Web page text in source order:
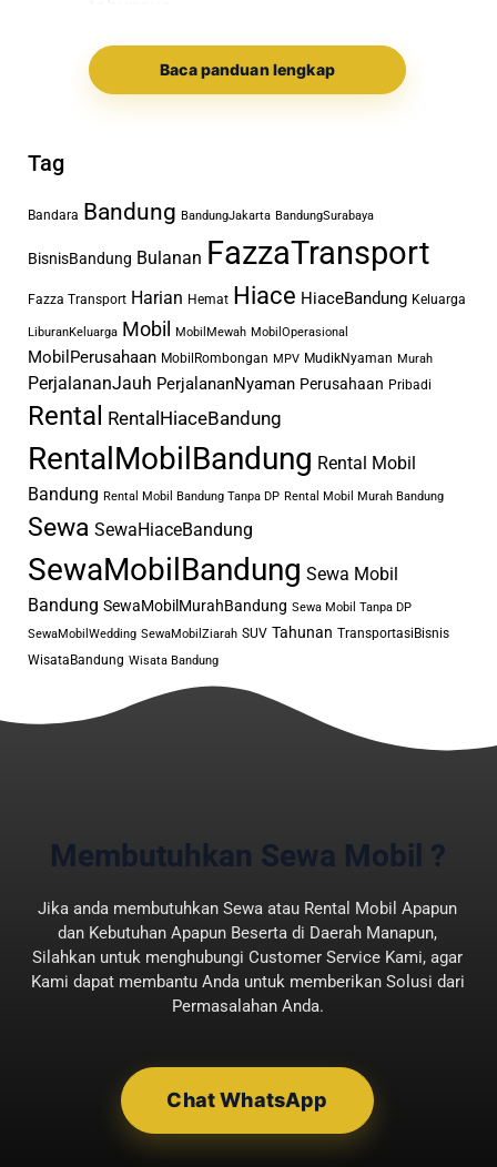
Setiap akhir pekan, jalanan kota
menggunakan jasa sewa mobil di
kota ini menjadi pilihan yang jauh
dibandingkan menggunakan
transportasi publik.
Namun, saat ini penyedia jasa
rental mobil di Bandungterkadang
membuat pengguna terasa kurang
percaya. Mulai dari kondisi mobil
performa hingga harga yang
kadang tak masuk akal.
Berikut ini 10 tips memilih rental
mobil di Bandung yang aman dan
Sosial
Sebelum menyewa kendaraan,
pengguna perlu mengetahui
reputasi penyedia jasa melalui jejak
digital. Ada tiga cara yang wajib
diketahui diantaranya yaitu, cari
Perhatikan bintang yang diberikan
serta baca ulasan yang diberikan
pelanggan sebelumnya. Selain itu,
Baca panduan lengkap
Tag
Bandara Bandung BandungJakarta BandungSurabaya
BisnisBandung Bulanan FazzaTransport
Fazza Transport Harian Hemat Hiace HiaceBandung Keluarga
LiburanKeluarga Mobil MobilMewah MobilOperasional
MobilPerusahaan MobilRombongan MPV MudikNyaman Murah
PerjalananJauh PerjalananNyaman Perusahaan Pribadi
Rental RentalHiaceBandung
RentalMobilBandung Rental Mobil
Bandung Rental Mobil Bandung Tanpa DP Rental Mobil Murah Bandung
Sewa SewaHiaceBandung
SewaMobilBandung Sewa Mobil
Bandung SewaMobilMurahBandung Sewa Mobil Tanpa DP
SewaMobilWedding SewaMobilZiarah SUV Tahunan TransportasiBisnis
WisataBandung Wisata Bandung
Membutuhkan Sewa Mobil ?
Jika anda membutuhkan Sewa atau Rental Mobil Apapun
dan Kebutuhan Apapun Beserta di Daerah Manapun,
Silahkan untuk menghubungi Customer Service Kami, agar
Kami dapat membantu Anda untuk memberikan Solusi dari
Permasalahan Anda.
Chat WhatsApp